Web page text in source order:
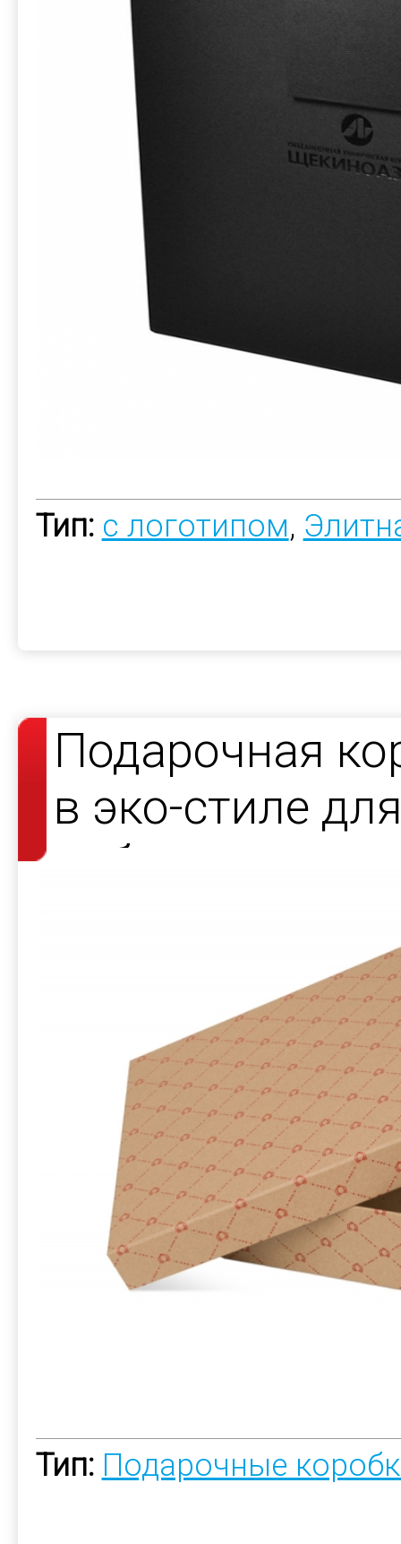
Тип: с логотипом,
Подарочная
в эко-стиле
набора
Тип: Подарочные